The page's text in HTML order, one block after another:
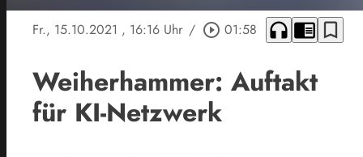
Fr., 15.10.2021 , 16:16 Uhr / play_circle_outline 01:58 headphones chrome_reader_mode bookmark_border
Weiherhammer: Auftakt
für KI-Netzwerk